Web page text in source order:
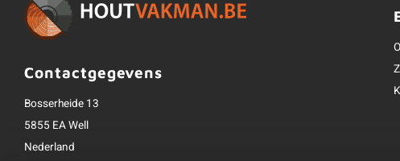
Contactgegevens
Bosserheide 13
5855 EA Well
Nederland